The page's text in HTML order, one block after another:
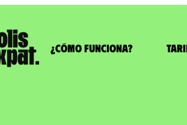
¿Cómo funciona?